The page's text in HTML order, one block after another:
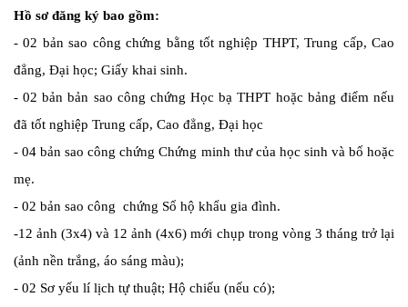
Hồ sơ đăng ký bao gồm:
- 02 bản sao công chứng bằng tốt nghiệp THPT, Trung cấp, Cao
đẳng, Đại học; Giấy khai sinh.
- 02 bản bản sao công chứng Học bạ THPT hoặc bảng điểm nếu
đã tốt nghiệp Trung cấp, Cao đẳng, Đại học
- 04 bản sao công chứng Chứng minh thư của học sinh và bố hoặc
mẹ.
- 02 bản sao công chứng Sổ hộ khẩu gia đình.
-12 ảnh (3x4) và 12 ảnh (4x6) mới chụp trong vòng 3 tháng trở lại
(ảnh nền trắng, áo sáng màu);
- 02 Sơ yếu lí lịch tự thuật; Hộ chiếu (nếu có);